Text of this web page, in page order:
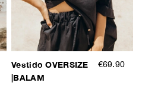
Vestido OVERSIZE
|BALAM
€69.90